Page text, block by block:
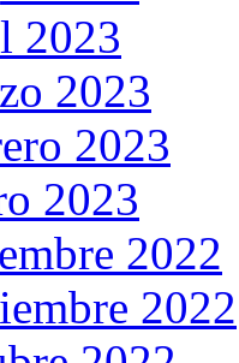
2023
2023
2023
2023
2022
2022